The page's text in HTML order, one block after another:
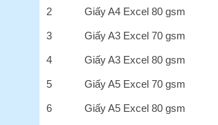
2 Giấy A4 Excel 80 gsm
3 Giấy A3 Excel 70 gsm
4 Giấy A3 Excel 80 gsm
5 Giấy A5 Excel 70 gsm
6 Giấy A5 Excel 80 gsm